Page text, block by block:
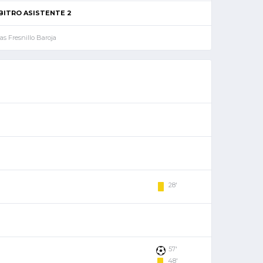
ASISTENTE 2
Fresnillo Baroja
28'
57'
48'